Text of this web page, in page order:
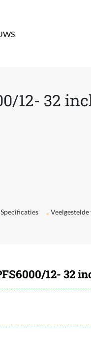
12- 32
Specificaties Veelgestelde
12- 32